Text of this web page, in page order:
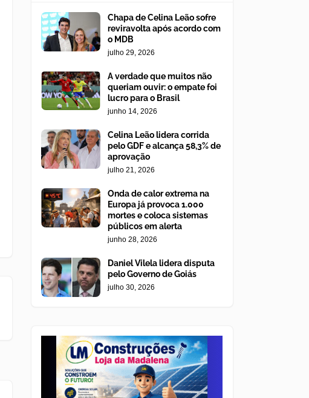
Chapa de Celina Leão sofre
reviravolta após acordo com
o MDB
julho 29, 2026
A verdade que muitos não
queriam ouvir: o empate foi
lucro para o Brasil
junho 14, 2026
Celina Leão lidera corrida
pelo GDF e alcança 58,3% de
aprovação
julho 21, 2026
Onda de calor extrema na
Europa já provoca 1.000
mortes e coloca sistemas
públicos em alerta
junho 28, 2026
Daniel Vilela lidera disputa
pelo Governo de Goiás
julho 30, 2026